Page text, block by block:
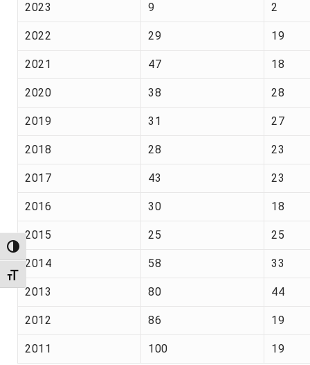
Alternar alto contraste
Alternar tamanho da fonte
2023 9 2
2022 29 19
2021 47 18
2020 38 28
2019 31 27
2018 28 23
2017 43 23
2016 30 18
2015 25 25
2014 58 33
2013 80 44
2012 86 19
2011 100 19